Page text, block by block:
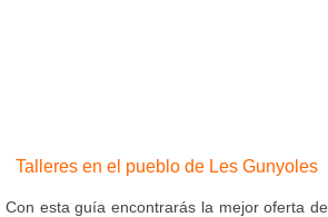
Talleres en el pueblo de Les Gunyoles
Con esta guía encontrarás la mejor oferta de